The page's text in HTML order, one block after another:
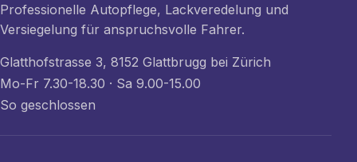
Professionelle Autopflege, Lackveredelung und
Versiegelung für anspruchsvolle Fahrer.
Glatthofstrasse 3, 8152 Glattbrugg bei Zürich
Mo-Fr 7.30-18.30 · Sa 9.00-15.00
So geschlossen